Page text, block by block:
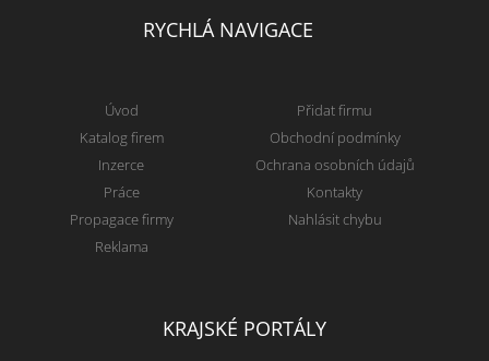
RYCHLÁ NAVIGACE
Úvod
Katalog firem
Inzerce
Práce
Propagace firmy
Reklama
Přidat firmu
Obchodní podmínky
Ochrana osobních údajů
Kontakty
Nahlásit chybu
KRAJSKÉ PORTÁLY